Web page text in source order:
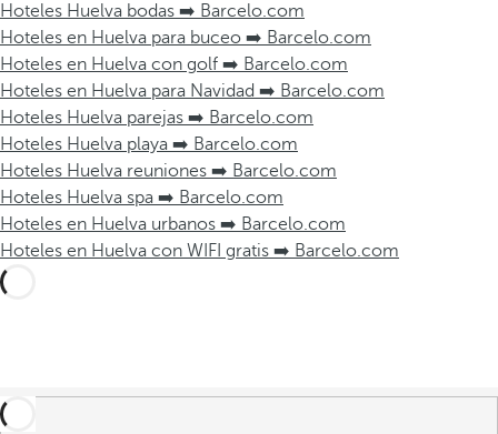
Hoteles Huelva bodas ➡️ Barcelo.com
Hoteles en Huelva para buceo ➡️ Barcelo.com
Hoteles en Huelva con golf ➡️ Barcelo.com
Hoteles en Huelva para Navidad ➡️ Barcelo.com
Hoteles Huelva parejas ➡️ Barcelo.com
Hoteles Huelva playa ➡️ Barcelo.com
Hoteles Huelva reuniones ➡️ Barcelo.com
Hoteles Huelva spa ➡️ Barcelo.com
Hoteles en Huelva urbanos ➡️ Barcelo.com
Hoteles en Huelva con WIFI gratis ➡️ Barcelo.com